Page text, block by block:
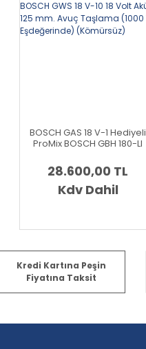
BOSCH GAS 18 V-1 Hediyeli
ProMix BOSCH GBH 180-LI
- Yeni Nesil) 18 Volt Akülü
Kırıcı Delici + BOSCH GWS 18
V-10 18 Volt Akülü 125 mm.
Avuç Taşlama (1000 W
28.600,00 TL
Kdv Dahil
Kredi Kartına Peşin
Fiyatına Taksit